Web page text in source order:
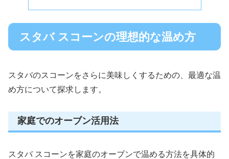
スタバ スコーンの理想的な温め方
スタバのスコーンをさらに美味しくするための、最適な温
め方について探求します。
家庭でのオーブン活用法
スタバ スコーンを家庭のオーブンで温める方法を具体的